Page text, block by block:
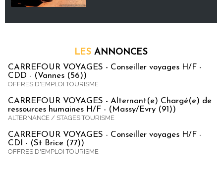
LES ANNONCES
CARREFOUR VOYAGES - Conseiller voyages H/F -
CDD - (Vannes (56))
OFFRES D'EMPLOI TOURISME
CARREFOUR VOYAGES - Alternant(e) Chargé(e) de
ressources humaines H/F - (Massy/Evry (91))
ALTERNANCE / STAGES TOURISME
CARREFOUR VOYAGES - Conseiller voyages H/F -
CDI - (St Brice (77))
OFFRES D'EMPLOI TOURISME